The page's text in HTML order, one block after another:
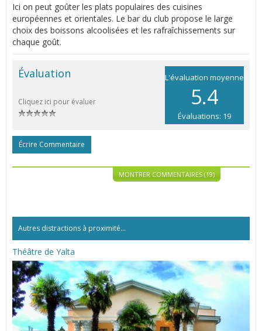
Ici on peut goûter les plats populaires des cuisines
européennes et orientales. Le bar du club propose le large
choix des boissons alcoolisées et les rafraîchissements sur
chaque goût.
L'évaluation moyenne
5.4
Évaluations: 19
Évaluation
Cliquez ici pour évaluer
Écrire Commentaire
MONTRER COMMENTAIRES (19)
Autres distractions à proximité...
Théâtre de Yalta